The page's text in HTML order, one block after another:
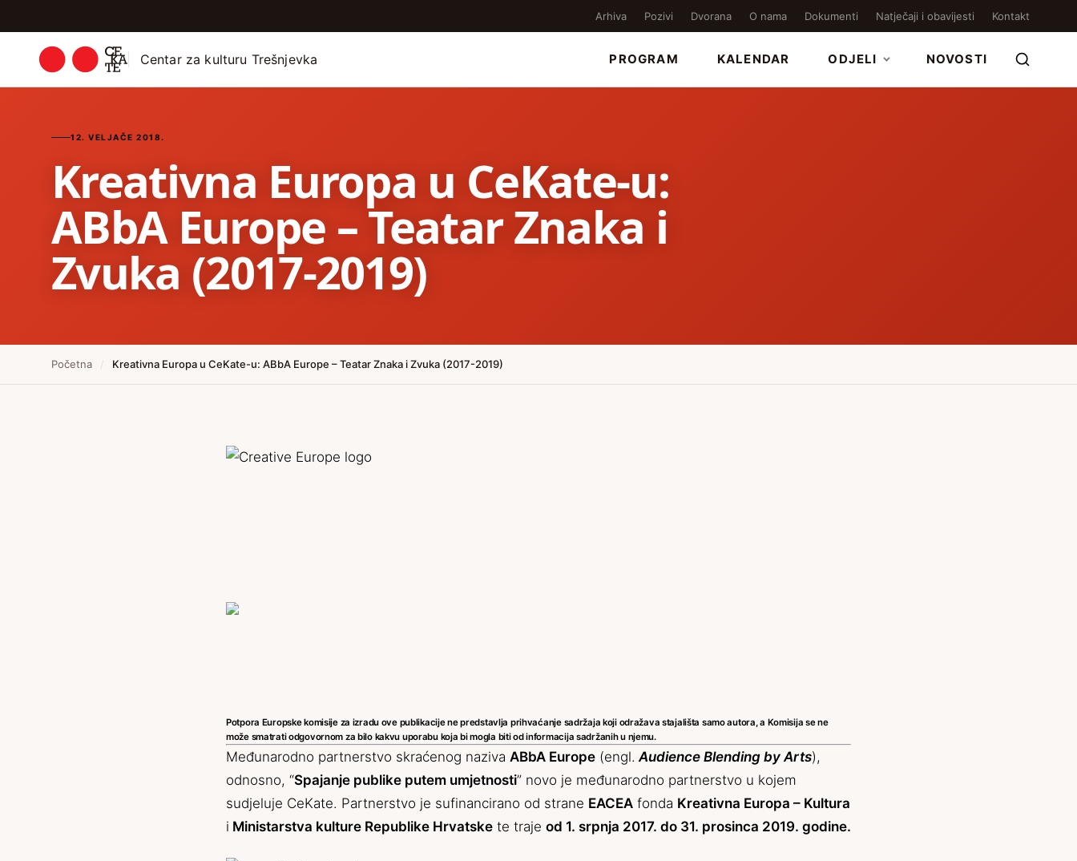
Arhiva Pozivi Dvorana O nama Dokumenti Natječaji i obavijesti Kontakt
Centar za kulturu Trešnjevka PROGRAM KALENDAR ODJELI NOVOSTI
12. VELJAČE 2018.
Kreativna Europa u CeKate-u:
ABbA Europe – Teatar Znaka i
Zvuka (2017-2019)
Početna / Kreativna Europa u CeKate-u: ABbA Europe – Teatar Znaka i Zvuka (2017-2019)
Potpora Europske komisije za izradu ove publikacije ne predstavlja prihvaćanje sadržaja koji odražava stajališta samo autora, a Komisija se ne
može smatrati odgovornom za bilo kakvu uporabu koja bi mogla biti od informacija sadržanih u njemu.
Međunarodno partnerstvo skraćenog naziva ABbA Europe (engl. Audience Blending by Arts),
odnosno, “Spajanje publike putem umjetnosti” novo je međunarodno partnerstvo u kojem
sudjeluje CeKate. Partnerstvo je sufinancirano od strane EACEA fonda Kreativna Europa – Kultura
i Ministarstva kulture Republike Hrvatske te traje od 1. srpnja 2017. do 31. prosinca 2019. godine.